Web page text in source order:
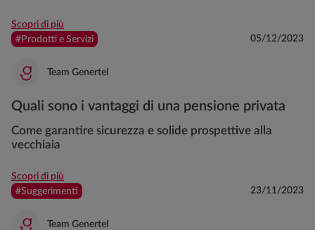
Scopri di più
#Prodotti e Servizi
05/12/2023
Team Genertel
Quali sono i vantaggi di una pensione privata
Come garantire sicurezza e solide prospettive alla
vecchiaia
Scopri di più
#Suggerimenti
23/11/2023
Team Genertel